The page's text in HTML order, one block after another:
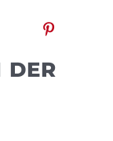
DER